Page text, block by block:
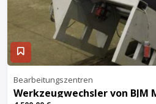
Bearbeitungszentren
Werkzeugwechsler von BJM